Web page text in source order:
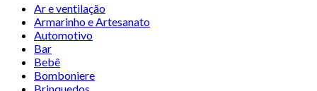
Ar e ventilação
Armarinho e Artesanato
Automotivo
Bar
Bebê
Bomboniere